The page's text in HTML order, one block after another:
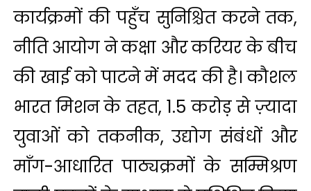
कार्यक्रमों की पहुँच सुनिश्चित करने तक,
नीति आयोग ने कक्षा और करियर के बीच
की खाई को पाटने में मदद की है। कौशल
भारत मिशन के तहत, 1.5 करोड़ से ज़्यादा
युवाओं को तकनीक, उद्योग संबंधों और
माँग-आधारित पाठ्यक्रमों के सम्मिश्रण